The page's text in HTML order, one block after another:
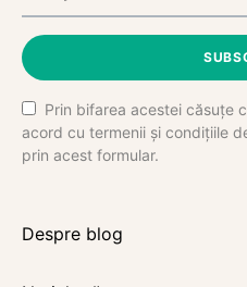
Prin bifarea acestei căsuțe
acord cu termenii și condițiile
prin acest formular.
Despre blog